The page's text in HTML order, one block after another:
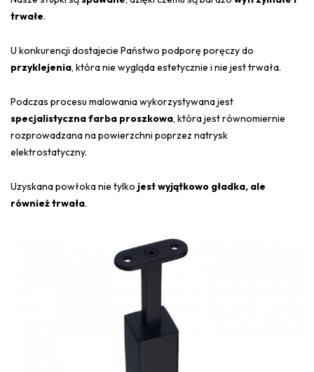
trwałe.
U konkurencji dostajecie Państwo podporę poręczy do
przyklejenia, która nie wygląda estetycznie i nie jest trwała.
Podczas procesu malowania wykorzystywana jest
specjalistyczna farba proszkowa, która jest równomiernie
rozprowadzana na powierzchni poprzez natrysk
elektrostatyczny.
Uzyskana powłoka nie tylko jest wyjątkowo gładka, ale
również trwała.